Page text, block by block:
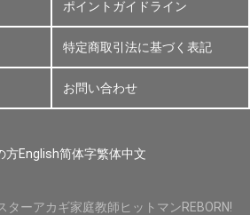
ポイントガイドライン
特定商取引法に基づく表記
お問い合わせ
方English简体字繁体中文
ターアカギ家庭教師ヒットマンREBORN!